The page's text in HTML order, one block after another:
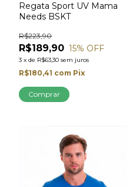
Regata Sport UV Mama
Needs BSKT
R$189,90
R$223,90
15% OFF
3 x de R$63,30 sem juros
R$180,41 com Pix
Comprar